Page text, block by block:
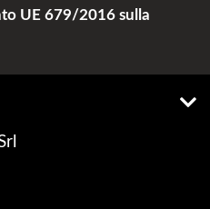
UE 679/2016sulla